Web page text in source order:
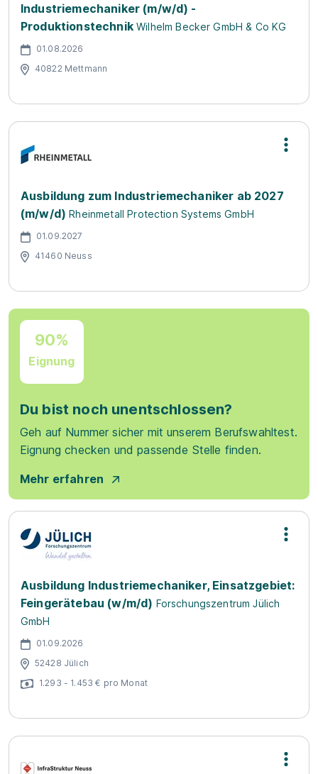
Industriemechaniker (m/w/d) -
Produktionstechnik Wilhelm Becker GmbH & Co KG
01.08.2026
40822 Mettmann
Ausbildung zum Industriemechaniker ab 2027
(m/w/d)Rheinmetall Protection Systems GmbH
01.09.2027
41460 Neuss
90%
Eignung
Du bist noch unentschlossen?
Geh auf Nummer sicher mit unserem Berufswahltest.
Eignung checken und passende Stelle finden.
Mehr erfahren
Ausbildung Industriemechaniker, Einsatzgebiet:
Feingerätebau (w/m/d) Forschungszentrum Jülich
GmbH
01.09.2026
52428 Jülich
1.293 - 1.453 € pro Monat